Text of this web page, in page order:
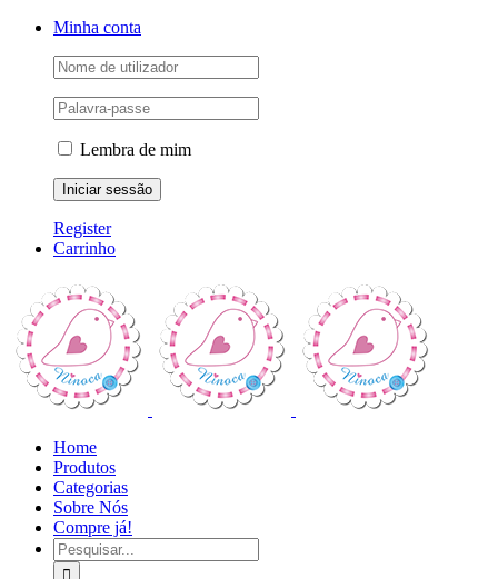
Skip
Facebook
Instagram
YouTubeMinha conta
Lembra de mim
Register
Carrinho
Home
Produtos
Categorias
Sobre Nós
Compre já!
Pesquisar